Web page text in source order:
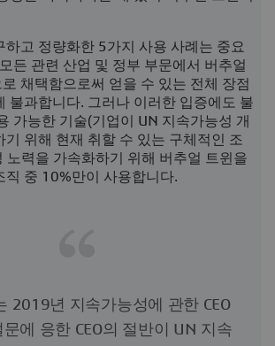
하고 정량화한 5가지 사용 사례는 중요
든 관련 산업 및 정부 부문에서 버추얼
채택함으로써 얻을 수 있는 전체 장점
불과합니다. 그러나 이러한 입증에도 불
가능한 기술(기업이 UN 지속가능성 개
기 위해 현재 취할 수 있는 구체적인 조
노력을 가속화하기 위해 버추얼 트윈을
직 중 10%만이 사용합니다.
2019년 지속가능성에 관한 CEO
에 응한 CEO의 절반이 UN 지속